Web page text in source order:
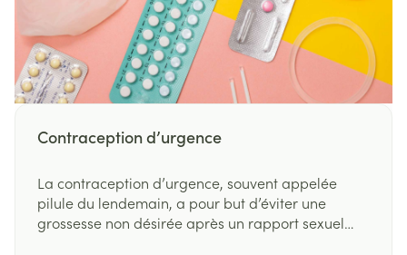
Contraception d’urgence
La contraception d’urgence, souvent appelée
pilule du lendemain, a pour but d’éviter une
grossesse non désirée après un rapport sexuel